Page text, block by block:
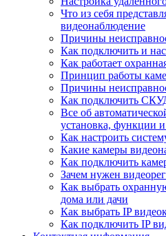
Что из себя
видеонаблюдение
Причины
Как подключить и
Как работает
Принцип работы
Причины
Как подключить
Все об
установка, функции
Как настроить
Какие камеры
Как подключить
Зачем нужен
Как выбрать
дома или дачи
Как выбрать IP
Как подключить IP